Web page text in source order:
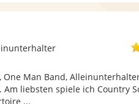
One Man Band,
Am liebsten spiele ich Country
...